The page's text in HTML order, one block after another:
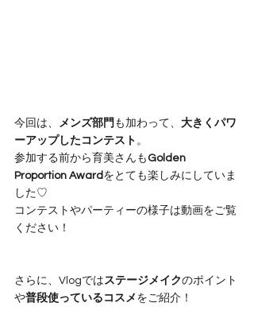
今回は、 メンズ部門 も加わって、 大きくパワ
ーアップしたコンテスト 。
参加する前から育美さんも Golden
Proportion Award をとても楽しみにしていま
した♡
コンテストやパーティーの様子は動画をご覧
ください！
さらに、Vlogではステージメイクのポイント
や普段使っているコスメ をご紹介！